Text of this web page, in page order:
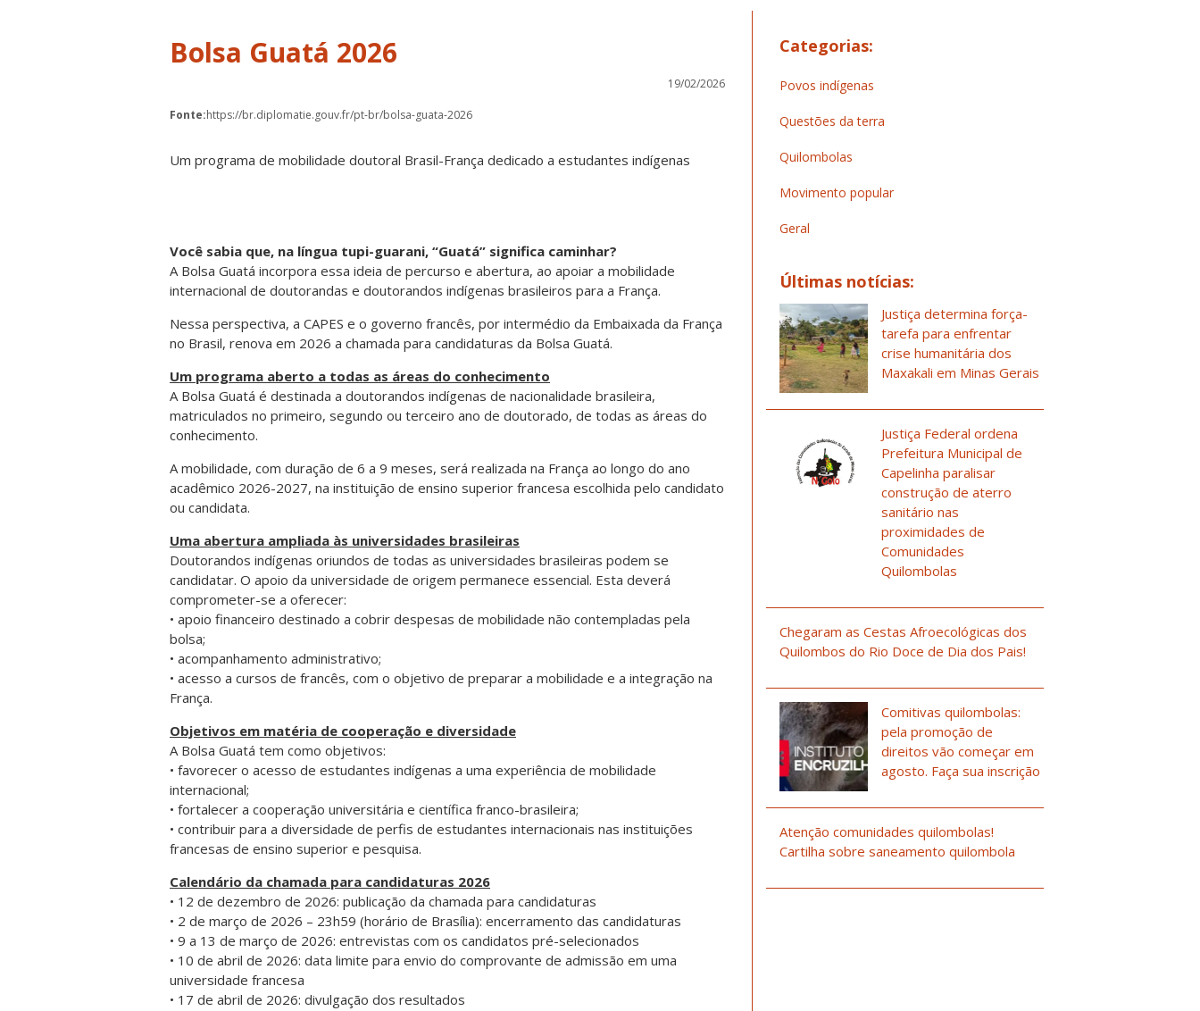
Bolsa Guatá 2026
19/02/2026
Fonte:https://br.diplomatie.gouv.fr/pt-br/bolsa-guata-2026
Um programa de mobilidade doutoral Brasil-França dedicado a estudantes indígenas
Você sabia que, na língua tupi-guarani, “Guatá” significa caminhar?
A Bolsa Guatá incorpora essa ideia de percurso e abertura, ao apoiar a mobilidade
internacional de doutorandas e doutorandos indígenas brasileiros para a França.
Nessa perspectiva, a CAPES e o governo francês, por intermédio da Embaixada da França
no Brasil, renova em 2026 a chamada para candidaturas da Bolsa Guatá.
Um programa aberto a todas as áreas do conhecimento
A Bolsa Guatá é destinada a doutorandos indígenas de nacionalidade brasileira,
matriculados no primeiro, segundo ou terceiro ano de doutorado, de todas as áreas do
conhecimento.
A mobilidade, com duração de 6 a 9 meses, será realizada na França ao longo do ano
acadêmico 2026-2027, na instituição de ensino superior francesa escolhida pelo candidato
ou candidata.
Uma abertura ampliada às universidades brasileiras
Doutorandos indígenas oriundos de todas as universidades brasileiras podem se
candidatar. O apoio da universidade de origem permanece essencial. Esta deverá
comprometer-se a oferecer:
• apoio financeiro destinado a cobrir despesas de mobilidade não contempladas pela
bolsa;
• acompanhamento administrativo;
• acesso a cursos de francês, com o objetivo de preparar a mobilidade e a integração na
França.
Objetivos em matéria de cooperação e diversidade
A Bolsa Guatá tem como objetivos:
• favorecer o acesso de estudantes indígenas a uma experiência de mobilidade
internacional;
• fortalecer a cooperação universitária e científica franco-brasileira;
• contribuir para a diversidade de perfis de estudantes internacionais nas instituições
francesas de ensino superior e pesquisa.
Calendário da chamada para candidaturas 2026
• 12 de dezembro de 2026: publicação da chamada para candidaturas
• 2 de março de 2026 – 23h59 (horário de Brasília): encerramento das candidaturas
• 9 a 13 de março de 2026: entrevistas com os candidatos pré-selecionados
• 10 de abril de 2026: data limite para envio do comprovante de admissão em uma
universidade francesa
• 17 de abril de 2026: divulgação dos resultados
Categorias:
Povos indígenas
Questões da terra
Quilombolas
Movimento popular
Geral
Últimas notícias:
Justiça determina força-
tarefa para enfrentar
crise humanitária dos
Maxakali em Minas Gerais
Justiça Federal ordena
Prefeitura Municipal de
Capelinha paralisar
construção de aterro
sanitário nas
proximidades de
Comunidades
Quilombolas
Chegaram as Cestas Afroecológicas dos
Quilombos do Rio Doce de Dia dos Pais!
Comitivas quilombolas:
pela promoção de
direitos vão começar em
agosto. Faça sua inscrição
Atenção comunidades quilombolas!
Cartilha sobre saneamento quilombola